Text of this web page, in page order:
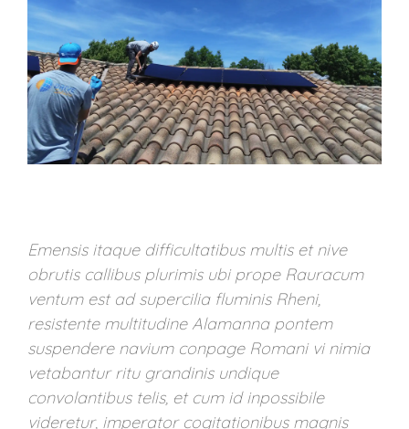
Emensis itaque difficultatibus multis et nive
obrutis callibus plurimis ubi prope Rauracum
ventum est ad supercilia fluminis Rheni,
resistente multitudine Alamanna pontem
suspendere navium conpage Romani vi nimia
vetabantur ritu grandinis undique
convolantibus telis, et cum id inpossibile
videretur, imperator cogitationibus magnis